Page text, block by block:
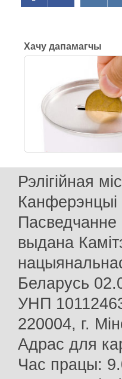
Хачу дапамагчы
Рэлігійная
Канферэнцыі
выдана
Беларусь
УНП
220004, г.
Адрас для
Час працы: